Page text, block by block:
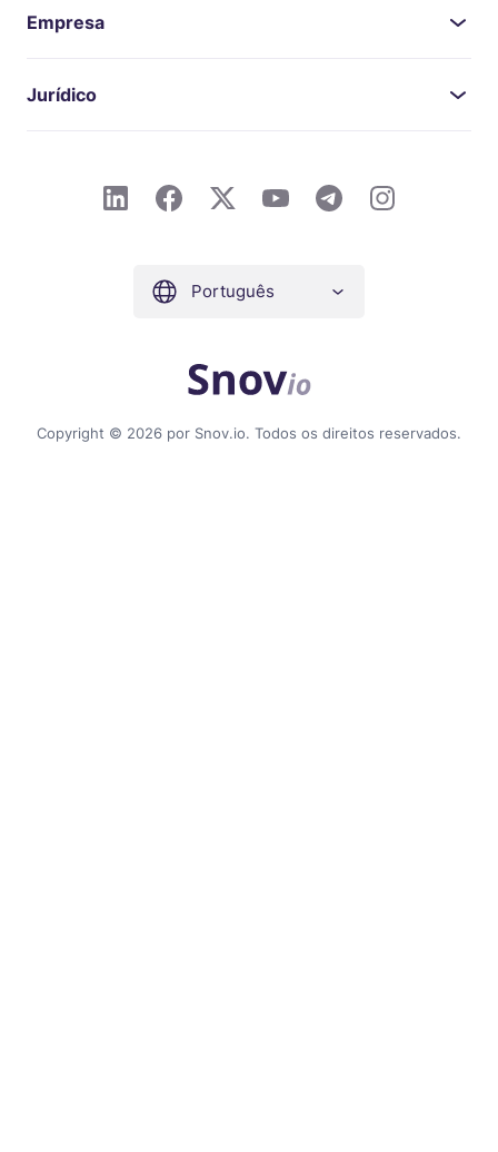
Empresa
Jurídico
Copyright © 2026 por Snov.io. Todos os direitos reservados.
Português